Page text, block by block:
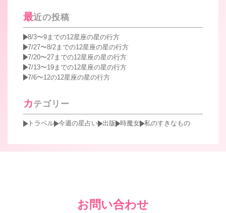
最近の投稿
8/3〜9までの12星座の星の行方
7/27〜8/2までの12星座の星の行方
7/20〜27までの12星座の星の行方
7/13〜19までの12星座の星の行方
7/6〜12の12星座の星の行方
カテゴリー
トラベル 今週の星占い 出版 時魔女 私のすきなもの
お問い合わせ